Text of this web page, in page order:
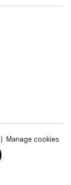
Manage cookies